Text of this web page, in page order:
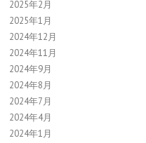
2025年2月
2025年1月
2024年12月
2024年11月
2024年9月
2024年8月
2024年7月
2024年4月
2024年1月